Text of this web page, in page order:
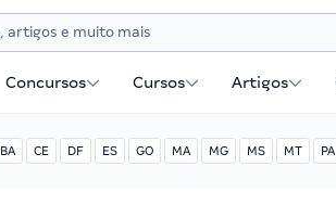
Concursos Cursos Artigos
BA CE DF ES GO MA MG MS MT PA